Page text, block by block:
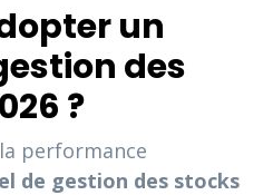
un
des
?
performance
de gestion des stocks